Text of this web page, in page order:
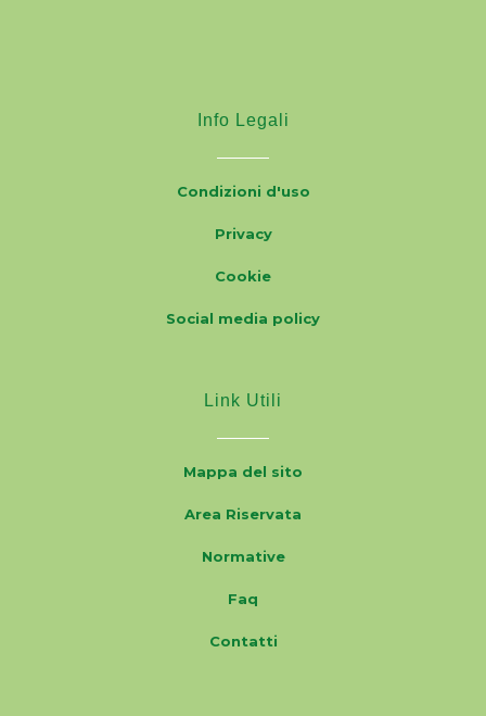
Info Legali
Condizioni d'uso
Privacy
Cookie
Social media policy
Link Utili
Mappa del sito
Area Riservata
Normative
Faq
Contatti